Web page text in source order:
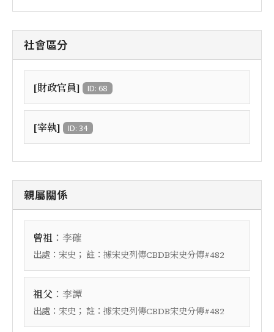
社會區分
[財政官員] ID: 68
[宰執] ID: 34
親屬關係
曾祖 ： 李確
出處： 宋史 ； 註： 據宋史列傳CBDB宋史分傳#482
祖父 ： 李譚
出處： 宋史 ； 註： 據宋史列傳CBDB宋史分傳#482